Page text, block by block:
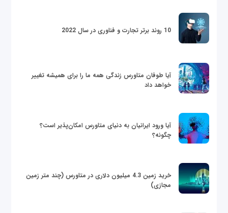
10 روند برتر تجارت و فناوری در سال 2022
آیا طوفان متاورس زندگی همه ما را برای همیشه تغییر
خواهد داد
آیا ورود ایرانیان به دنیای متاورس امکان‌پذیر است؟
چگونه؟
خرید زمین 4.3 میلیون دلاری در متاورس (چند متر زمین
مجازی)